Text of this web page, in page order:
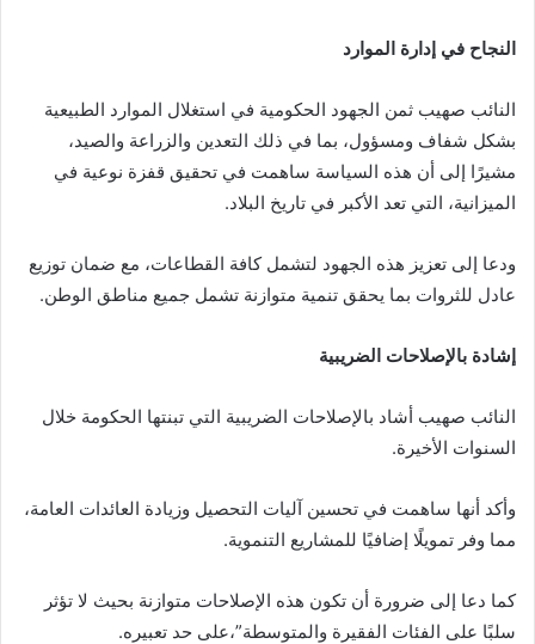
النجاح في إدارة الموارد
النائب صهيب ثمن الجهود الحكومية في استغلال الموارد الطبيعية
بشكل شفاف ومسؤول، بما في ذلك التعدين والزراعة والصيد،
مشيرًا إلى أن هذه السياسة ساهمت في تحقيق قفزة نوعية في
الميزانية، التي تعد الأكبر في تاريخ البلاد.
ودعا إلى تعزيز هذه الجهود لتشمل كافة القطاعات، مع ضمان توزيع
عادل للثروات بما يحقق تنمية متوازنة تشمل جميع مناطق الوطن.
إشادة بالإصلاحات الضريبية
النائب صهيب أشاد بالإصلاحات الضريبية التي تبنتها الحكومة خلال
السنوات الأخيرة.
وأكد أنها ساهمت في تحسين آليات التحصيل وزيادة العائدات العامة،
مما وفر تمويلًا إضافيًا للمشاريع التنموية.
كما دعا إلى ضرورة أن تكون هذه الإصلاحات متوازنة بحيث لا تؤثر
سلبًا على الفئات الفقيرة والمتوسطة”،على حد تعبيره.